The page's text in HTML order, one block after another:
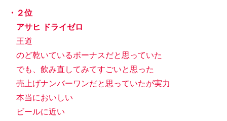
・２位
アサヒ ドライゼロ
王道
のど乾いているボーナスだと思っていた
でも、飲み直してみてすごいと思った
売上げナンバーワンだと思っていたが実力
本当においしい
ビールに近い